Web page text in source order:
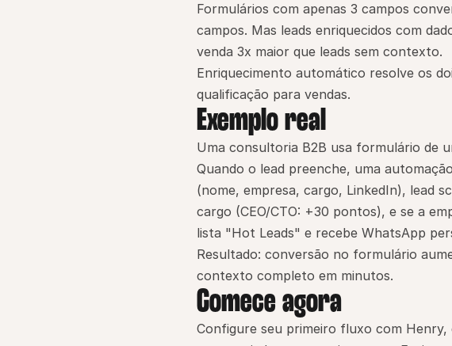
Formulários com apenas 3 campos
campos. Mas leads enriquecidos com
venda 3x maior que leads sem contexto.
Enriquecimento automático resolve os
qualificação para vendas.
Exemplo real
Uma consultoria B2B usa formulário de
Quando o lead preenche, uma
(nome, empresa, cargo, LinkedIn), lead
cargo (CEO/CTO: +30 pontos), e se a
lista "Hot Leads" e recebe WhatsApp
Resultado: conversão no formulário
contexto completo em minutos.
Comece agora
Configure seu primeiro fluxo com